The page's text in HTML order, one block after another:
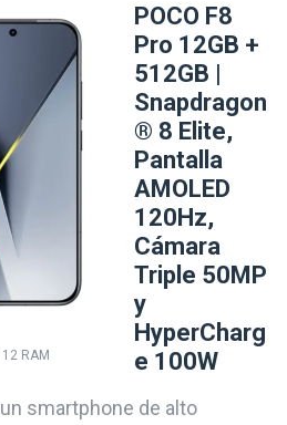
RAM
POCO F8
Pro 12GB +
512GB |
Snapdragon
® 8 Elite,
Pantalla
AMOLED
120Hz,
Cámara
Triple 50MP
y
HyperCharg
e 100W
smartphone de alto